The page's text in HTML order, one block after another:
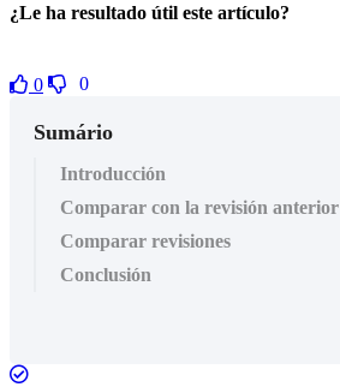
¿Le ha resultado útil este artículo?
0 0
Sumário
Introducción
Comparar con la revisión anterior
Comparar revisiones
Conclusión